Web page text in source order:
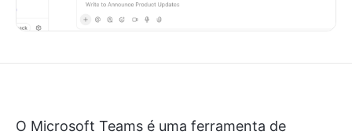
O Microsoft Teams é uma ferramenta de